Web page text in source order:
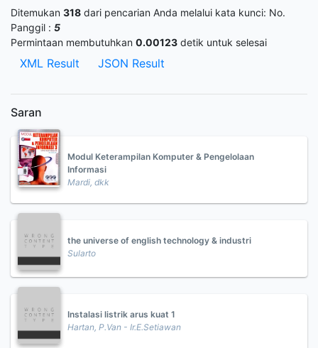
Ditemukan 318 dari pencarian Anda melalui kata kunci: No.
Panggil : 5
Permintaan membutuhkan 0.00123 detik untuk selesai
XML Result JSON Result
Saran
Modul Keterampilan Komputer & Pengelolaan
Informasi
Mardi, dkk
the universe of english technology & industri
Sularto
Instalasi listrik arus kuat 1
Hartan, P.Van - Ir.E.Setiawan